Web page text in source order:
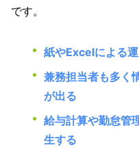
です。
紙やExcelによる
兼務担当者も多く
が出る
給与計算や勤怠管
生する